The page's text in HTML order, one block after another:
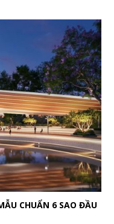
CHUẨN 6 SAO ĐẦU